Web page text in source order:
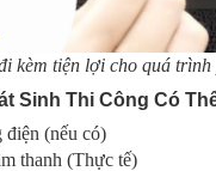
kèm tiện lợi cho quá trình
Sinh Thi Công Có
điện (nếu có)
thanh (Thực tế)